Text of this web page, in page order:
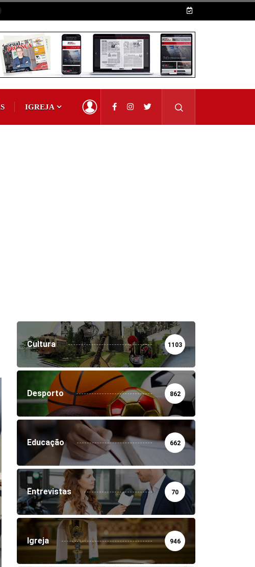
IGREJA
Cultura 1103
Desporto 862
Educação 662
Entrevistas 70
Igreja 946